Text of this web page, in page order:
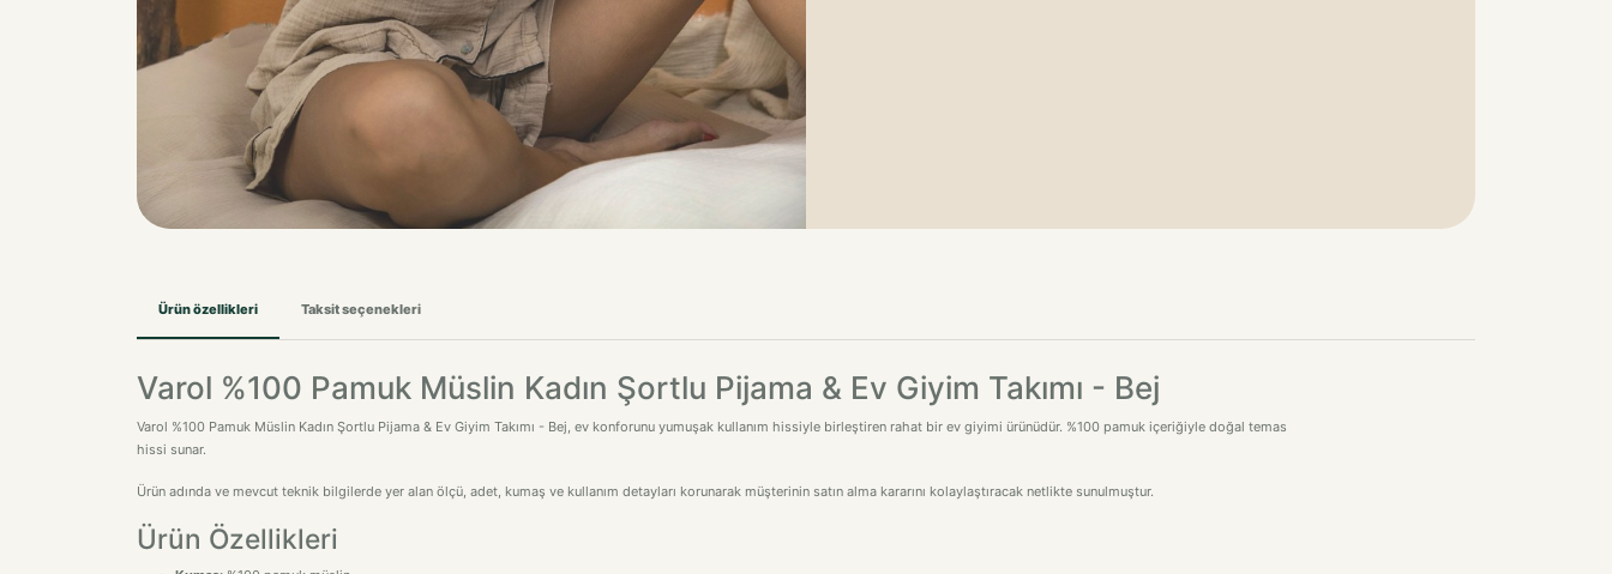
Ürün özellikleri Taksit seçenekleri
Varol %100 Pamuk Müslin Kadın Şortlu Pijama & Ev Giyim Takımı - Bej
Varol %100 Pamuk Müslin Kadın Şortlu Pijama & Ev Giyim Takımı - Bej, ev konforunu yumuşak kullanım hissiyle birleştiren rahat bir ev giyimi ürünüdür. %100 pamuk içeriğiyle doğal temas
hissi sunar.
Ürün adında ve mevcut teknik bilgilerde yer alan ölçü, adet, kumaş ve kullanım detayları korunarak müşterinin satın alma kararını kolaylaştıracak netlikte sunulmuştur.
Ürün Özellikleri